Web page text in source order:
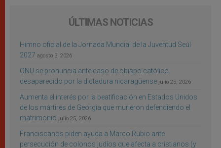
ÚLTIMAS NOTICIAS
Himno oficial de la Jornada Mundial de la Juventud Seúl
2027 agosto 3, 2026
ONU se pronuncia ante caso de obispo católico
desaparecido por la dictadura nicaragüense julio 25, 2026
Aumenta el interés por la beatificación en Estados Unidos
de los mártires de Georgia que murieron defendiendo el
matrimonio julio 25, 2026
Franciscanos piden ayuda a Marco Rubio ante
persecución de colonos judíos que afecta a cristianos (y